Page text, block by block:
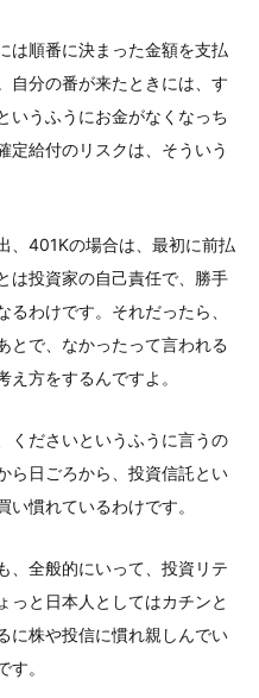
は順番に決まった金額を支払
自分の番が来たときには、す
いうふうにお金がなくなっち
定給付のリスクは、そういう
、401Kの場合は、最初に前払
は投資家の自己責任で、勝手
わけです。それだったら、
とで、なかったって言われる
方をするんですよ。
くださいというふうに言うの
ら日ごろから、投資信託とい
慣れているわけです。
、全般的にいって、投資リテ
っと日本人としてはカチンと
に株や投信に慣れ親しんでい
。